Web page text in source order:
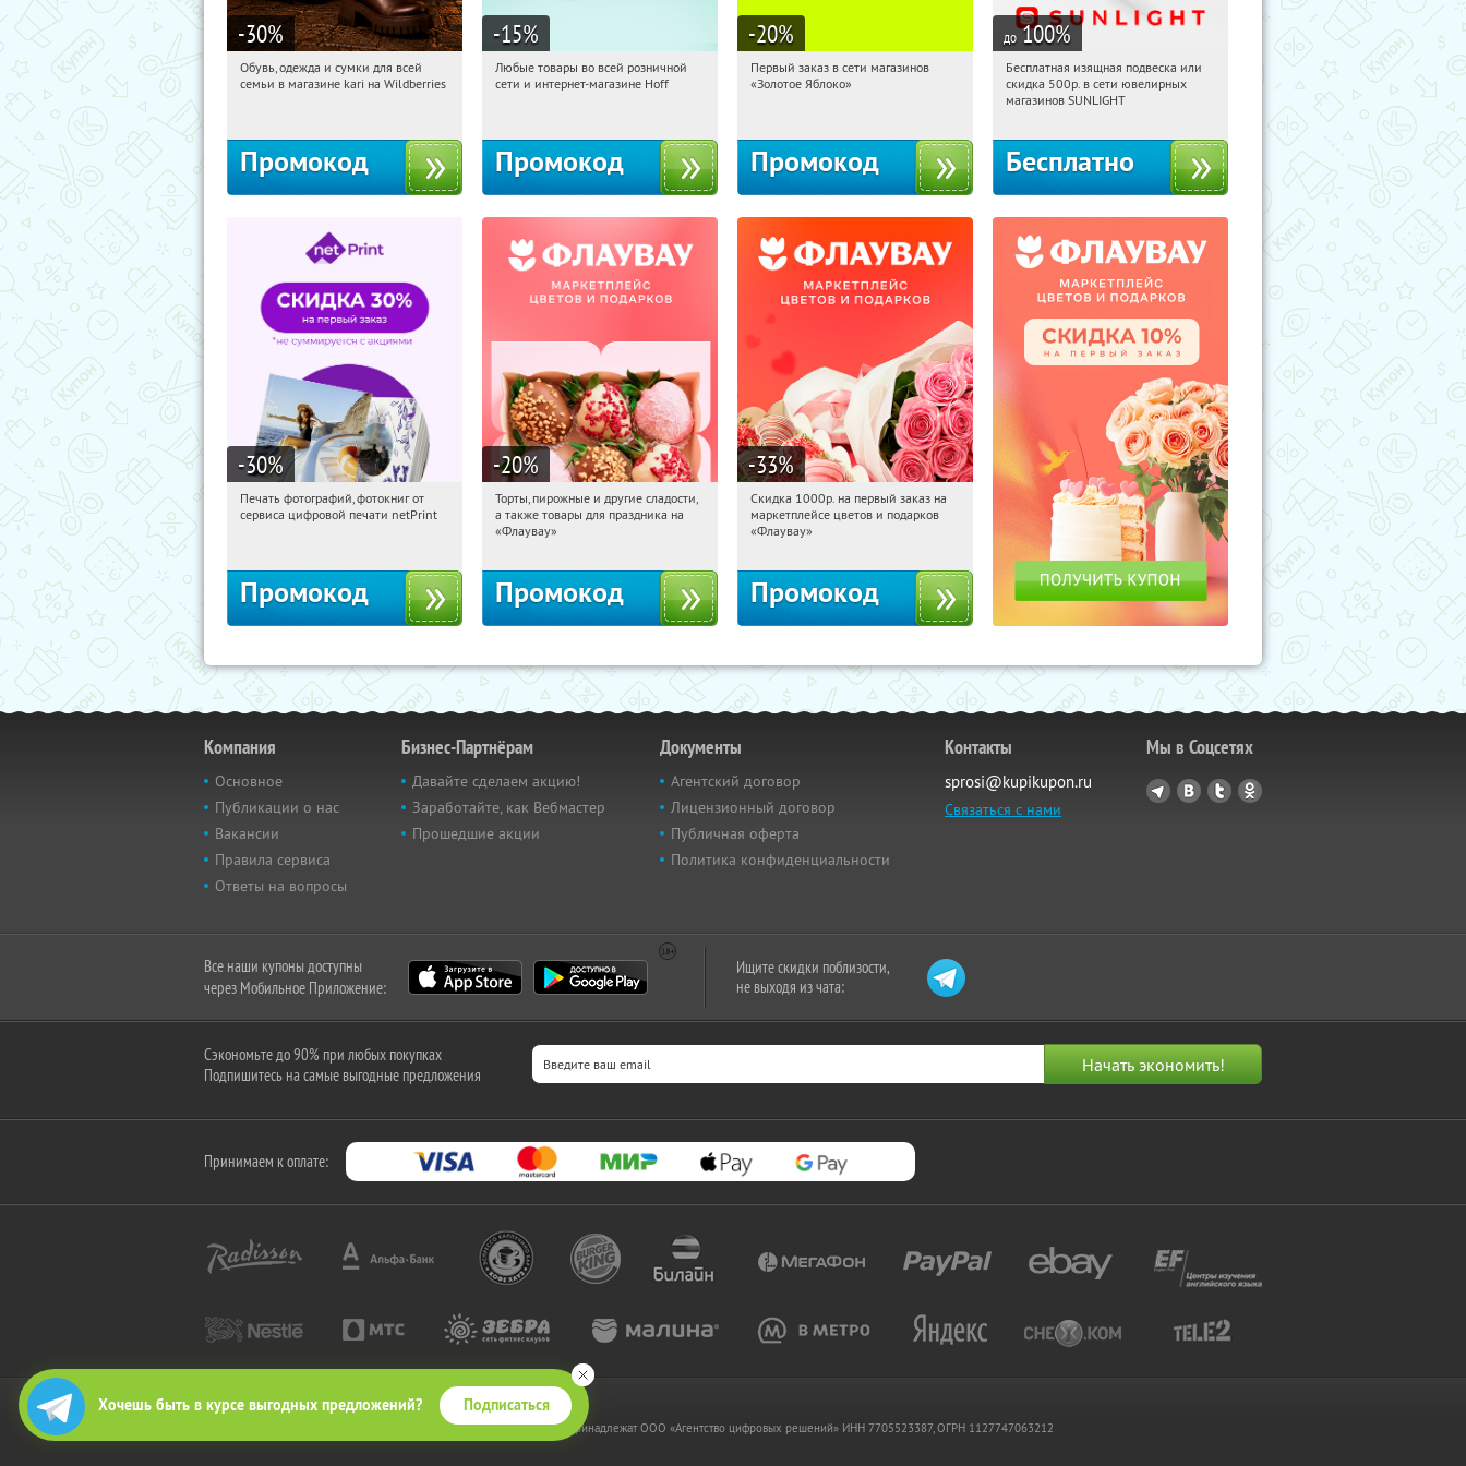
Хочешь быть в курсе выгодных предложений? Подписаться
-30%
21:18:26
Получи первым!
Обувь, одежда и сумки для всей
семьи в магазине kari на Wildberries
Промокод
-15%
21:18:26 Получили:
Любые товары во всей розничной
сети и интернет-магазине Hoff
Промокод
-20%
21:18:26
Получи первым!
Первый заказ в сети магазинов
«Золотое Яблоко»
Промокод
до 100%
21:18:26 Получили:
Россия
Бесплатная изящная подвеска или
скидка 500р. в сети ювелирных
магазинов SUNLIGHT
Бесплатно
-30%
21:18:26 Получили:
Печать фотографий, фотокниг от
сервиса цифровой печати netPrint
Промокод
-20%
21:18:26 Получили:
Россия
Торты, пирожные и другие сладости,
а также товары для праздника на
«Флаувау»
Промокод
-33%
21:18:26 Получили:
Россия
Скидка 1000р. на первый заказ на
маркетплейсе цветов и подарков
«Флаувау»
Промокод
Компания
Основное
Публикации о нас
Вакансии
Правила сервиса
Ответы на вопросы
Бизнес-Партнёрам
Давайте сделаем акцию!
Заработайте, как Вебмастер
Прошедшие акции
Документы
Агентский договор
Лицензионный договор
Публичная оферта
Политика конфиденциальности
Контакты
sprosi@kupikupon.ru
Связаться с нами
Мы в Соцсетях
Все наши купоны доступны
через Мобильное Приложение:
Ищите скидки поблизости,
не выходя из чата:
Сэкономьте до 90% при любых покупках
Подпишитесь на самые выгодные предложения
Принимаем к оплате:
2010-2026 © КупиКупон. Все права защищены.
Все права на товарный знак "КупиКупон" и на сайт www.kupikupon.ru принадлежат OOO «Агентство цифровых решений» ИНН 7705523387, ОГРН 1127747063212